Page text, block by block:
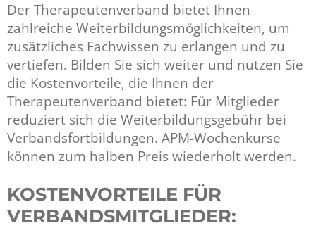
Der Therapeutenverband bietet Ihnen
zahlreiche Weiterbildungsmöglichkeiten, um
zusätzliches Fachwissen zu erlangen und zu
vertiefen. Bilden Sie sich weiter und nutzen Sie
die Kostenvorteile, die Ihnen der
Therapeutenverband bietet: Für Mitglieder
reduziert sich die Weiterbildungsgebühr bei
Verbandsfortbildungen. APM-Wochenkurse
können zum halben Preis wiederholt werden.
KOSTENVORTEILE FÜR
VERBANDSMITGLIEDER: